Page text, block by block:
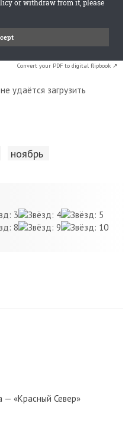
Convert your PDF to digital flipbook ↗
удаётся загрузить
ноябрь
— «Красный Север»